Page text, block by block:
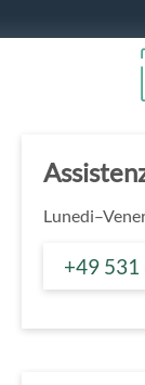
+49